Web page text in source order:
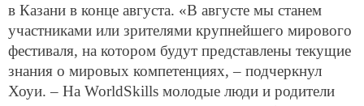
в Казани в конце августа. «В августе мы станем
участниками или зрителями крупнейшего мирового
фестиваля, на котором будут представлены текущие
знания о мировых компетенциях, – подчеркнул
Хоуи. – На WorldSkills молодые люди и родители